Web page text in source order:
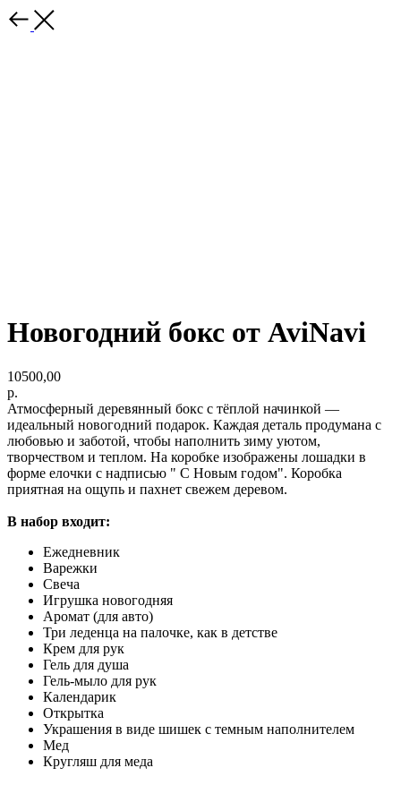
Новогодний бокс от AviNavi
10500,00
р.
Атмосферный деревянный бокс с тёплой начинкой —
идеальный новогодний подарок. Каждая деталь продумана с
любовью и заботой, чтобы наполнить зиму уютом,
творчеством и теплом. На коробке изображены лошадки в
форме елочки с надписью " С Новым годом". Коробка
приятная на ощупь и пахнет свежем деревом.
В набор входит:
Ежедневник
Варежки
Свеча
Игрушка новогодняя
Аромат (для авто)
Три леденца на палочке, как в детстве
Крем для рук
Гель для душа
Гель-мыло для рук
Календарик
Открытка
Украшения в виде шишек с темным наполнителем
Мед
Кругляш для меда